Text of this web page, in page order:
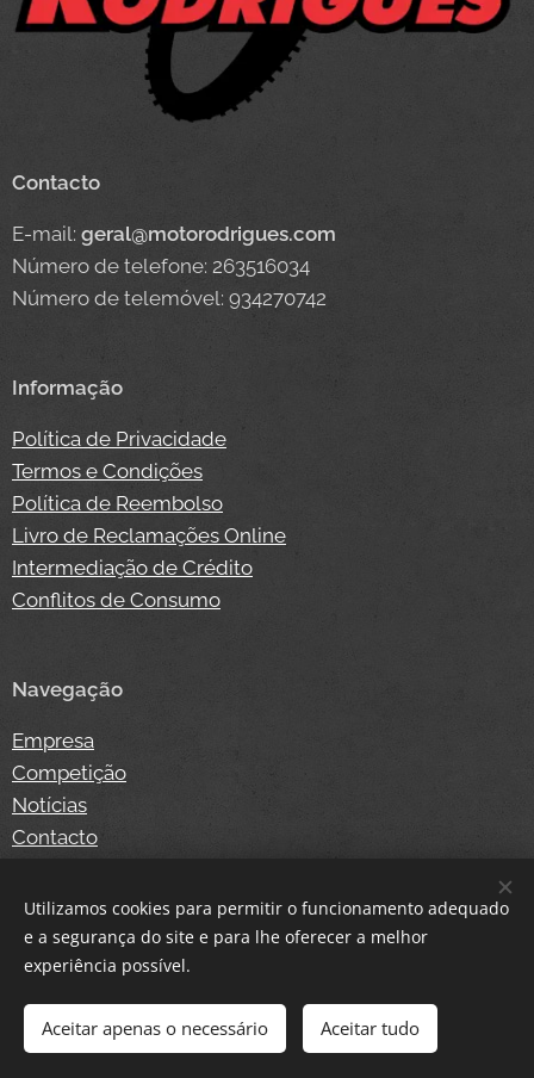
Contacto
E-mail: geral@motorodrigues.com
Número de telefone: 263516034
Número de telemóvel: 934270742
Informação
Política de Privacidade
Termos e Condições
Política de Reembolso
Livro de Reclamações Online
Intermediação de Crédito
Conflitos de Consumo
Navegação
Empresa
Competição
Notícias
Contacto
Login
Cookies
Utilizamos cookies para permitir o funcionamento adequado
e a segurança do site e para lhe oferecer a melhor
experiência possível.
Aceitar apenas o necessário Aceitar tudo